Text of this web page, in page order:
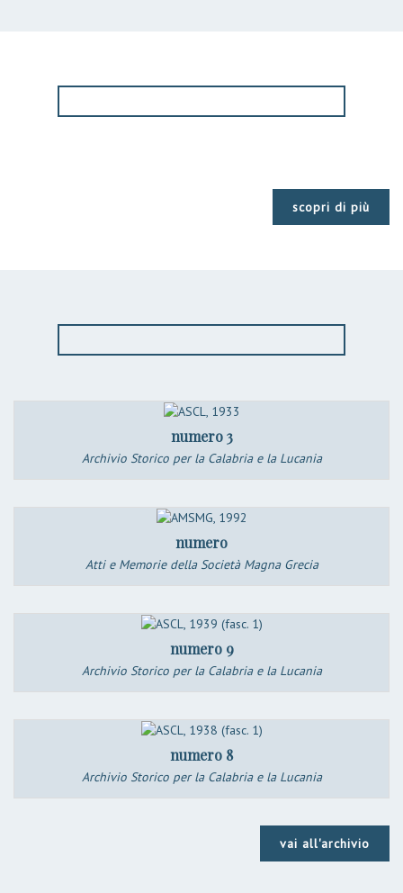
scopri di più
numero 3
Archivio Storico per la Calabria e la Lucania
numero
Atti e Memorie della Società Magna Grecia
numero 9
Archivio Storico per la Calabria e la Lucania
numero 8
Archivio Storico per la Calabria e la Lucania
vai all'archivio